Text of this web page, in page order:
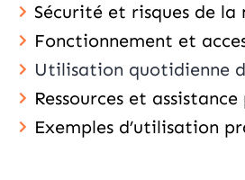
Sécurité et risques de la
Fonctionnement et
Utilisation quotidienne
Ressources et
Exemples d’utilisation